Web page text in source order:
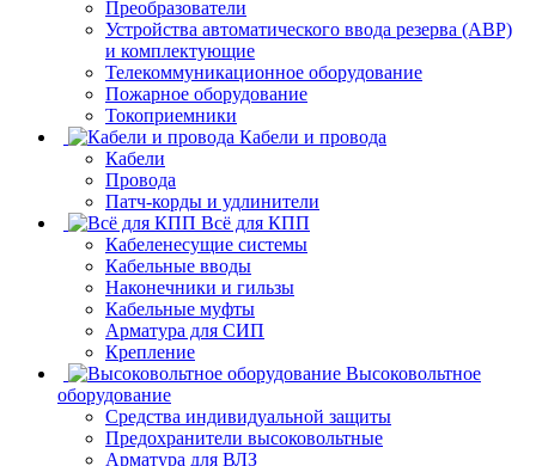
Преобразователи
Устройства автоматического ввода резерва (АВР)
и комплектующие
Телекоммуникационное оборудование
Пожарное оборудование
Токоприемники
Кабели и провода
Кабели
Провода
Патч-корды и удлинители
Всё для КПП
Кабеленесущие системы
Кабельные вводы
Наконечники и гильзы
Кабельные муфты
Арматура для СИП
Крепление
Высоковольтное
оборудование
Средства индивидуальной защиты
Предохранители высоковольтные
Арматура для ВЛЗ